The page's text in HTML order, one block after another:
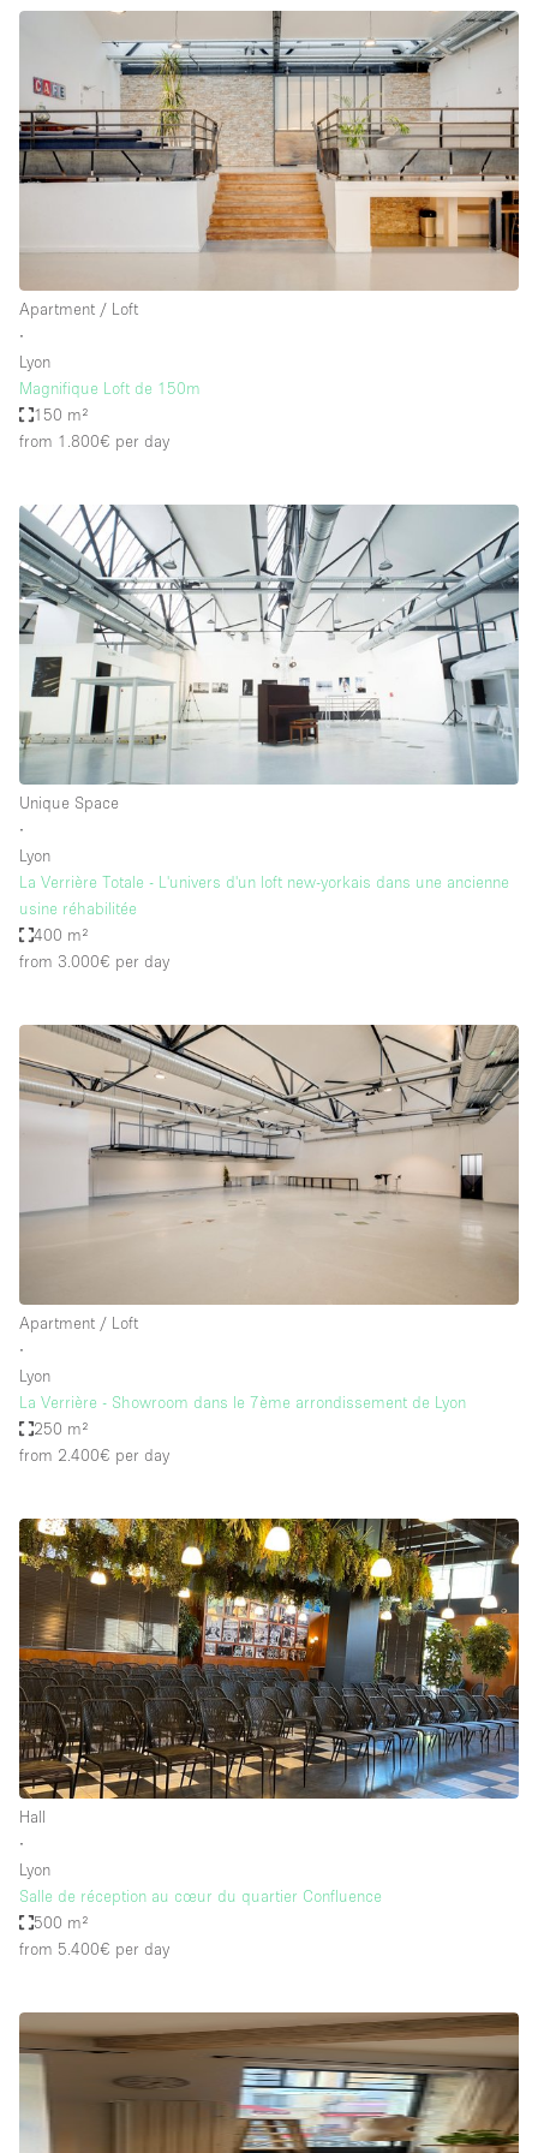
Apartment / Loft
∙
Lyon
Magnifique Loft de 150m
150 m²
from 1.800€ per day
Unique Space
∙
Lyon
La Verrière Totale - L'univers d'un loft new-yorkais dans une ancienne
usine réhabilitée
400 m²
from 3.000€ per day
Apartment / Loft
∙
Lyon
La Verrière - Showroom dans le 7ème arrondissement de Lyon
250 m²
from 2.400€ per day
Hall
∙
Lyon
Salle de réception au cœur du quartier Confluence
500 m²
from 5.400€ per day